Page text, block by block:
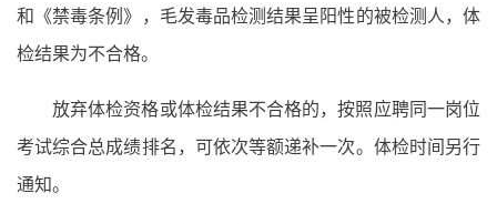
和《禁毒条例》，毛发毒品检测结果呈阳性的被检测人，体
检结果为不合格。
放弃体检资格或体检结果不合格的，按照应聘同一岗位
考试综合总成绩排名，可依次等额递补一次。体检时间另行
通知。